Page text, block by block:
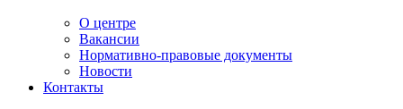
О центре
Вакансии
Нормативно-правовые документы
Новости
Контакты